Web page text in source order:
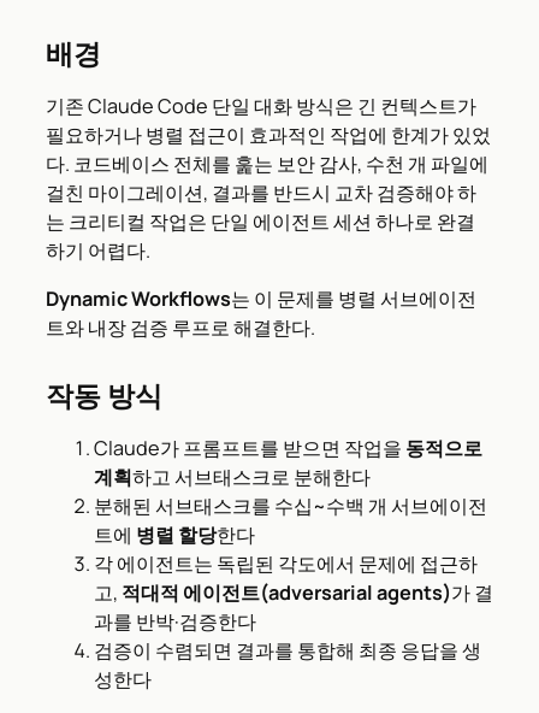
배경
기존 Claude Code 단일 대화 방식은 긴 컨텍스트가
필요하거나 병렬 접근이 효과적인 작업에 한계가 있었
다. 코드베이스 전체를 훑는 보안 감사, 수천 개 파일에
걸친 마이그레이션, 결과를 반드시 교차 검증해야 하
는 크리티컬 작업은 단일 에이전트 세션 하나로 완결
하기 어렵다.
Dynamic Workflows는 이 문제를 병렬 서브에이전
트와 내장 검증 루프로 해결한다.
작동 방식
Claude가 프롬프트를 받으면 작업을 동적으로
계획하고 서브태스크로 분해한다
분해된 서브태스크를 수십~수백 개 서브에이전
트에 병렬 할당한다
각 에이전트는 독립된 각도에서 문제에 접근하
고, 적대적 에이전트(adversarial agents)가 결
과를 반박·검증한다
검증이 수렴되면 결과를 통합해 최종 응답을 생
성한다